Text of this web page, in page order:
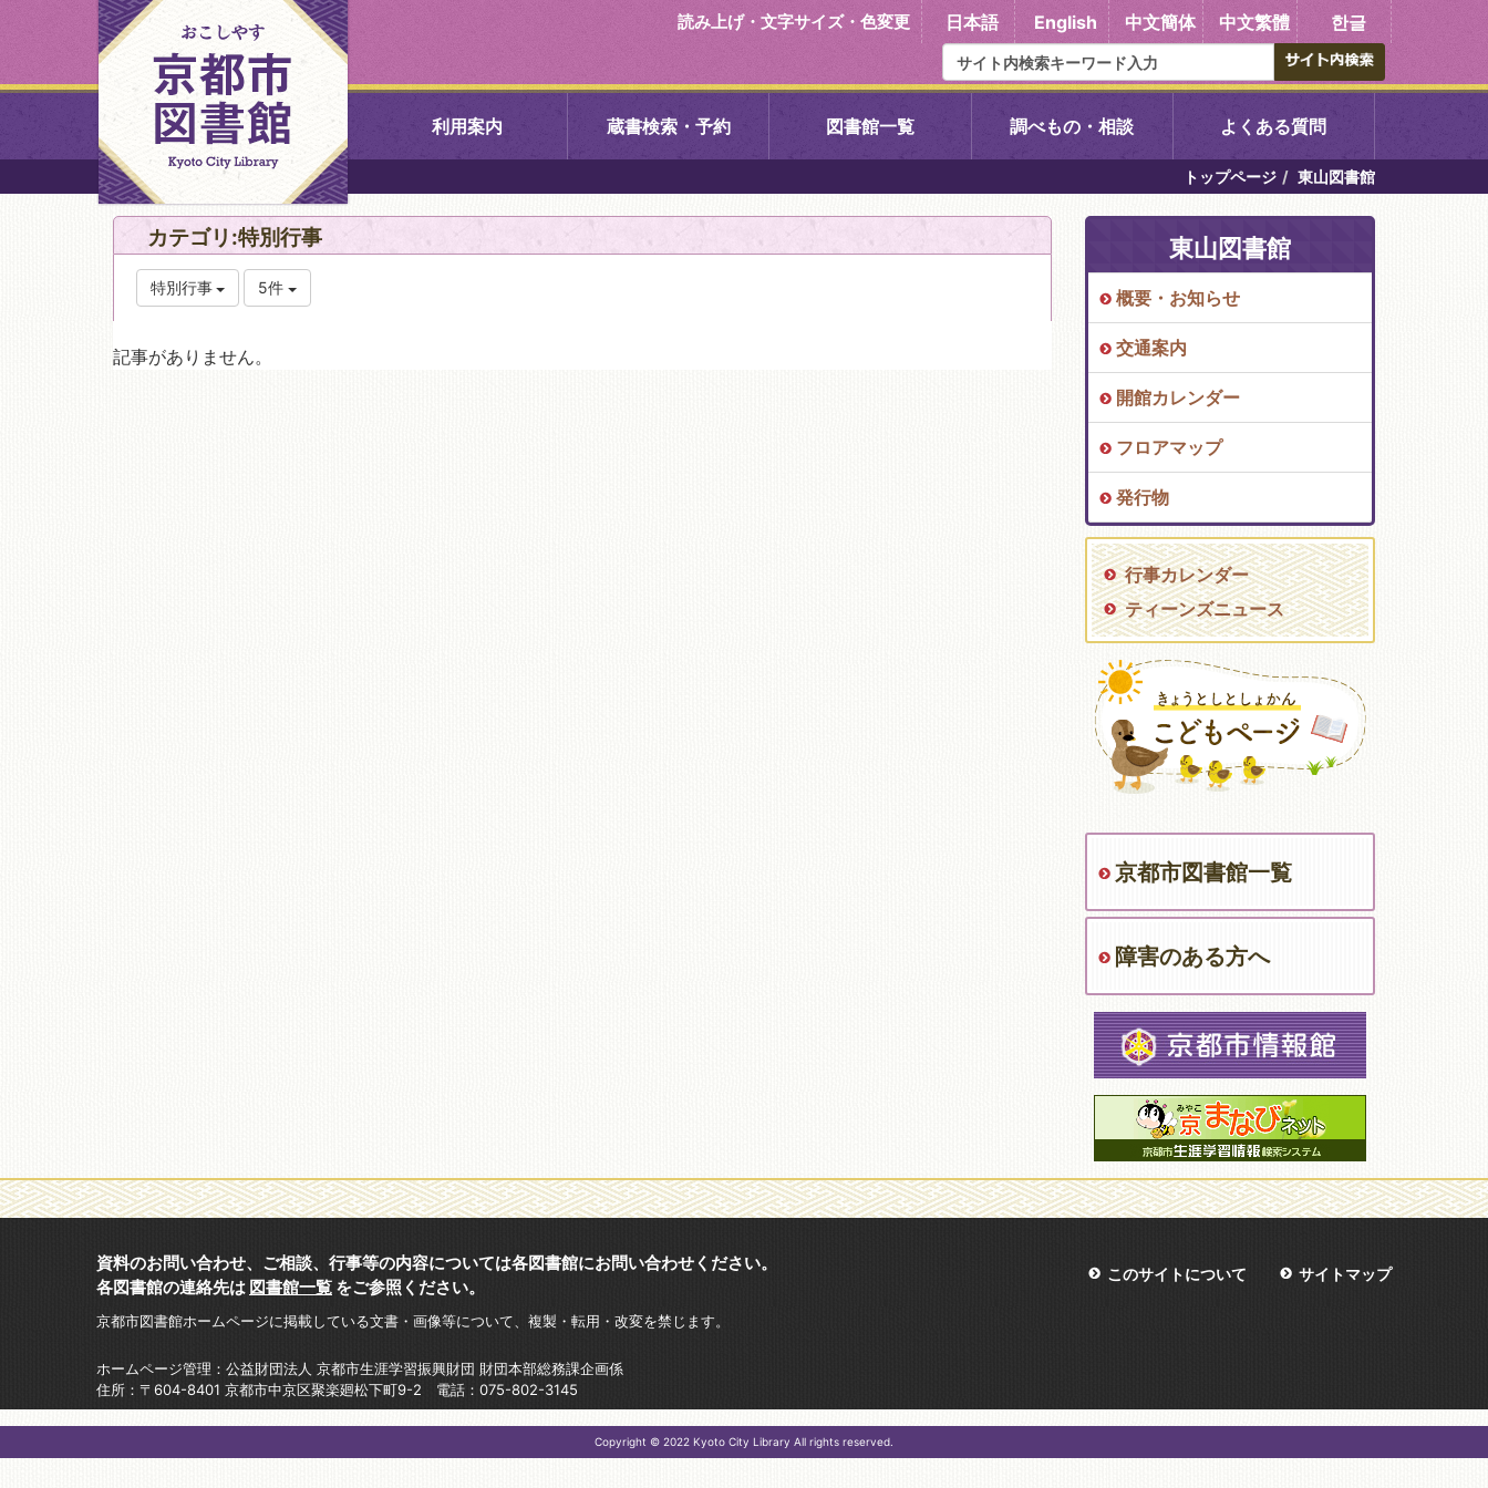
読み上げ・文字サイズ・色変更 日本語 English 中文簡体 中文繁體 한글
利用案内 蔵書検索・予約 図書館一覧
中央図書館 右京中央図書館 伏見中央図書館 醍醐中央図書館
北図書館 左京図書館 岩倉図書館 東山図書館
吉祥院図書館
向島図書館
こどもみらい館子育て図
コミュニティプラザ深草
図書館
調べもの・相談 よくある質問
トップページ 東山図書館
カテゴリ:特別行事
特別行事 5件
記事がありません。
東山図書館
概要・お知らせ
交通案内
開館カレンダー
フロアマップ
発行物
行事カレンダー
ティーンズニュース
京都市図書館一覧
障害のある方へ
このサイトについて サイトマップ
資料のお問い合わせ、ご相談、行事等の内容については各図書館にお問い合わせください。
各図書館の連絡先は 図書館一覧 をご参照ください。
京都市図書館ホームページに掲載している文書・画像等について、複製・転用・改変を禁じます。
ホームページ管理：公益財団法人 京都市生涯学習振興財団 財団本部総務課企画係
住所：〒604-8401 京都市中京区聚楽廻松下町9-2 電話：075-802-3145
Copyright © 2022 Kyoto City Library All rights reserved.